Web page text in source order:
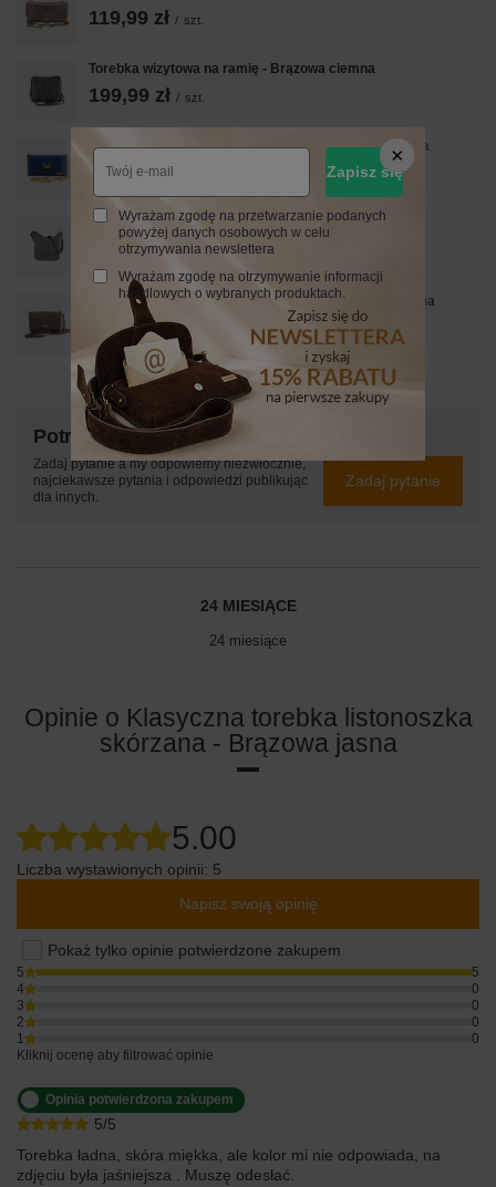
119,99 zł / szt.
Torebka wizytowa na ramię - Brązowa ciemna
199,99 zł / szt.
Elegancka torebka wieczorowa Barberinis - Chabrowa
149,99 zł
Modna torebka włoska skórzana - Szara jasna
219,99 zł / szt.
Wizytowa torebka damska Barberinis - Beżowa ciemna
209,99 zł szt.
Potrzebujesz pomocy? Masz pytania?
Zadaj pytanie a my odpowiemy niezwłocznie,
najciekawsze pytania i odpowiedzi publikując
dla innych.
Zadaj pytanie
24 MIESIĄCE
24 miesiące
Opinie o Klasyczna torebka listonoszka
skórzana - Brązowa jasna
5.00
Liczba wystawionych opinii: 5
Napisz swoją opinię
Pokaż tylko opinie potwierdzone zakupem
5
5
4
0
3
0
2
0
1
0
Kliknij ocenę aby filtrować opinie
5/5
Opinia potwierdzona zakupem
Torebka ładna, skóra miękka, ale kolor mi nie odpowiada, na
zdjęciu była jaśniejsza . Muszę odesłać.
Zapisz się
Wyrażam zgodę na przetwarzanie podanych
powyżej danych osobowych w celu
otrzymywania newslettera
Wyrażam zgodę na otrzymywanie informacji
handlowych o wybranych produktach.